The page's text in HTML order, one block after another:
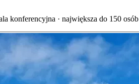
konferencyjna · największa do 150 osób